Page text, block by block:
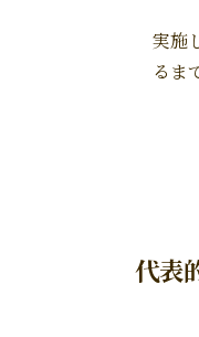
実施
るま
代表